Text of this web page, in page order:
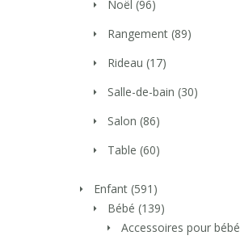
Noël (96)
Rangement (89)
Rideau (17)
Salle-de-bain (30)
Salon (86)
Table (60)
Enfant (591)
Bébé (139)
Accessoires pour bébé